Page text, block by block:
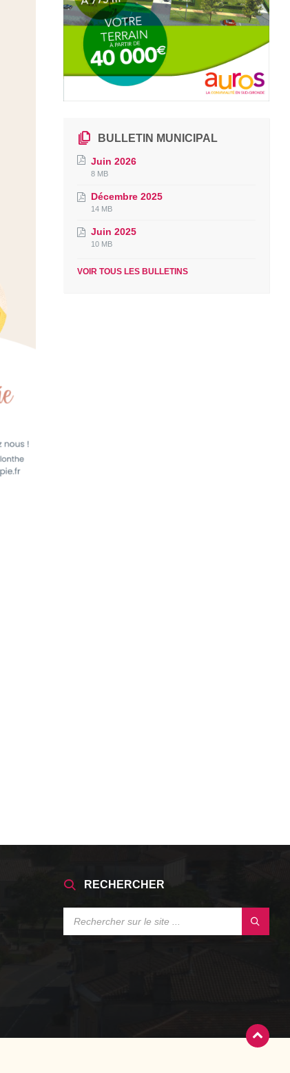
BULLETIN MUNICIPAL
Juin 2026
File
pdf
File
8 MB
Décembre 2025
File
pdf
File
14 MB
Juin 2025
File
pdf
File
10 MB
VOIR TOUS LES BULLETINS
RECHERCHER